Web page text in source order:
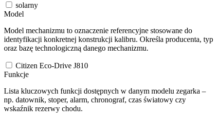
solarny
Model
Model mechanizmu to oznaczenie referencyjne stosowane do
identyfikacji konkretnej konstrukcji kalibru. Określa producenta, typ
oraz bazę technologiczną danego mechanizmu.
Citizen Eco-Drive J810
Funkcje
Lista kluczowych funkcji dostępnych w danym modelu zegarka –
np. datownik, stoper, alarm, chronograf, czas światowy czy
wskaźnik rezerwy chodu.